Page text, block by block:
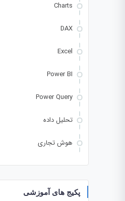
Charts
DAX
Excel
Power BI
Power Query
تحلیل داده
هوش تجاری
پکیج های آموزشی